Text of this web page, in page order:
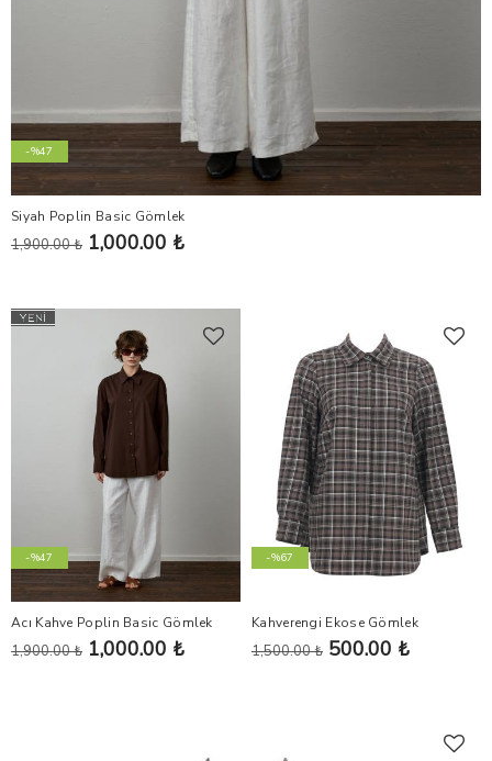
-%47
Siyah Poplin Basic Gömlek
1,900.00 ₺ 1,000.00 ₺
-%47
Acı Kahve Poplin Basic Gömlek
1,900.00 ₺ 1,000.00 ₺
-%67
Kahverengi Ekose Gömlek
1,500.00 ₺ 500.00 ₺